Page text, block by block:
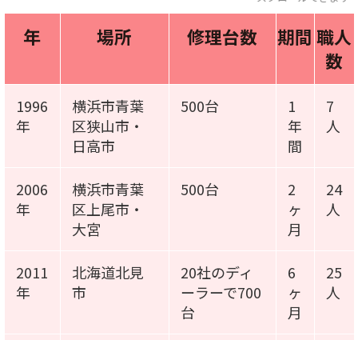
年 場所 修理台数 期間 職人
数
1996
年
横浜市青葉
区狭山市・
日高市
500台
1
年
間
7
人
2006
年
横浜市青葉
区上尾市・
大宮
500台
2
ヶ
月
24
人
2011
年
北海道北見
市
20社のディ
ーラーで700
台
6
ヶ
月
25
人